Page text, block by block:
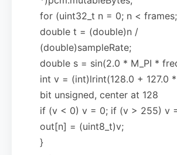
for (uint32_t n = 0; n <
double t = (double)n /
(double)sampleRate;
double s = sin(2.0 * M_PI *
int v = (int)lrint(128.0 + 127.0
bit unsigned, center at 128
if (v < 0) v = 0; if (v > 255) v
out[n] = (uint8_t)v;
}